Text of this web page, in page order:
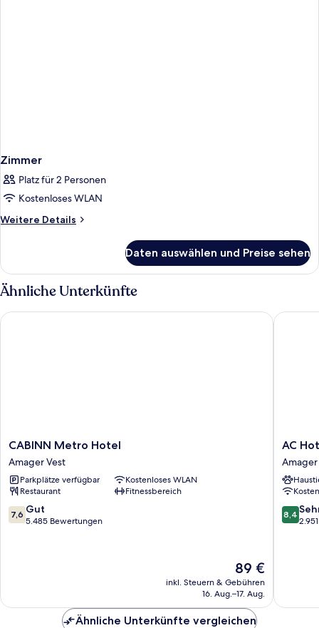
Zimmer
Platz für 2 Personen
Kostenloses WLAN
Weitere Details
Weitere
Daten auswählen und Preise sehen
Ähnliche Unterkünfte
CABINN
Metro
Hotel
Amager
Vest
CABINN Metro Hotel
Amager Vest
Parkplätze verfügbar
Kostenloses WLAN
Restaurant
Fitnessbereich
7.6
von
7,6 Gut
5.485 Bewertungen
Der
Preis
beträgt
89 €
inkl. Steuern & Gebühren
16. Aug.–17. Aug.
CABINN Metro Hotel
AC
Hotel
by
Marriott
Bella
Sky
AC
Amager
8.4
von
8,4
AC
Ähnliche Unterkünfte vergleichen